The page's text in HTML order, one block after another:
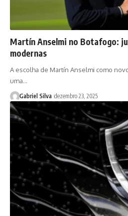
Martín Anselmi no Botafogo:
modernas
A escolha de Martín Anselmi como
uma…
Gabriel Silva dezembro 23, 2025